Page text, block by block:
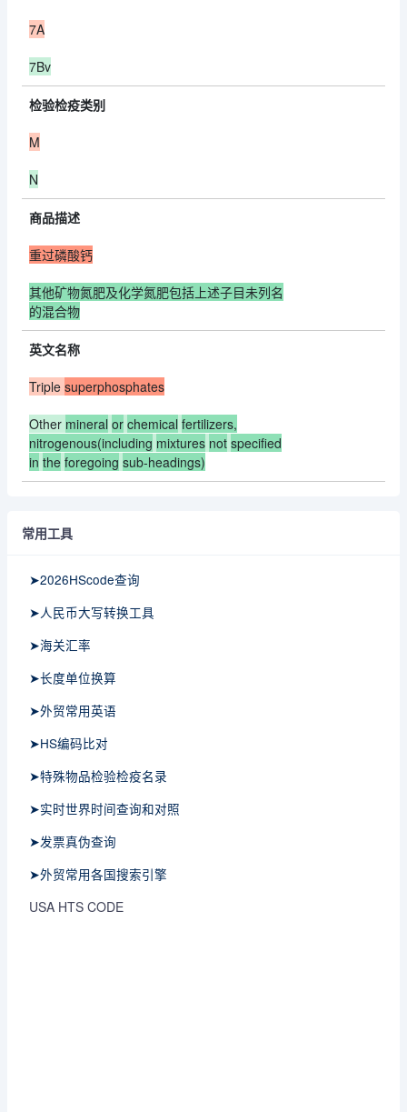
7A
7Bv
检验检疫类别
M
N
商品描述
重过磷酸钙
其他矿物氮肥及化学氮肥包括上述子目未列名
的混合物
英文名称
Triple superphosphates
Other mineral or chemical fertilizers,
nitrogenous(including mixtures not specified
in the foregoing sub-headings)
常用工具
➤2026HScode查询
➤人民币大写转换工具
➤海关汇率
➤长度单位换算
➤外贸常用英语
➤HS编码比对
➤特殊物品检验检疫名录
➤实时世界时间查询和对照
➤发票真伪查询
➤外贸常用各国搜索引擎
USA HTS CODE